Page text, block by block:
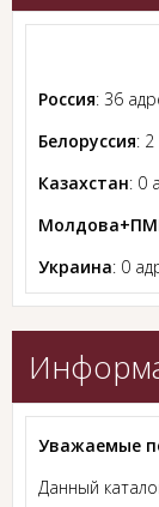
Россия: 36
Белоруссия:
Казахстан: 0
Украина: 0
Уважаемые
Данный